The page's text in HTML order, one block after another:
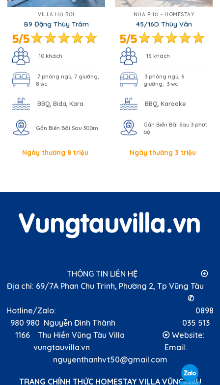
VILLA HỒ BƠI
B9 Đặng Thùy Trâm
10 khách
7 phòng ngủ, 7 giường,
8 wc
BBQ, Bida, Kara
Gần Biển Bãi Sau 300m
Ngày thường 8 triệu
NHÀ PHỐ - HOMESTAY
45/16D Thùy Vân
15 khách
3 phòng ngủ, 6
giường, 3 wc
BBQ, Karaoke
Gần Biển Bãi Sau 3 phút
bộ
Ngày thường 3 triệu
TRANG CHÍNH THỨC HOMESTAY VILLA VŨNG TÀU
THÔNG TIN LIÊN HỆ ⦿
Địa chỉ: 69/7A Phan Chu Trinh, Phường 2, Tp Vũng Tàu
✆
Hotline/Zalo: 0898
980 980 Nguyễn Đình Thành 035 513
1166 Thu Hiền Vũng Tàu Villa ⦿ Website:
vungtauvilla.vn Email:
nguyenthanhvt50@gmail.com